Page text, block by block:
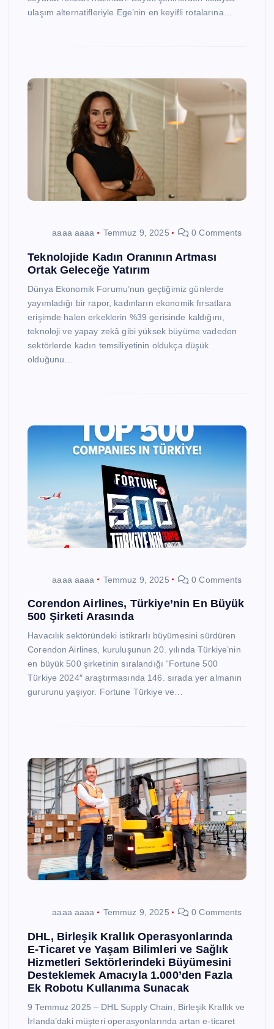
ulaşım alternatifleriyle Ege’nin en keyifli rotalarına…
aaaa aaaa Temmuz 9, 2025 0 Comments
Teknolojide Kadın Oranının Artması
Ortak Geleceğe Yatırım
Dünya Ekonomik Forumu’nun geçtiğimiz günlerde
yayımladığı bir rapor, kadınların ekonomik fırsatlara
erişimde halen erkeklerin %39 gerisinde kaldığını,
teknoloji ve yapay zekâ gibi yüksek büyüme vadeden
sektörlerde kadın temsiliyetinin oldukça düşük
olduğunu…
aaaa aaaa Temmuz 9, 2025 0 Comments
Corendon Airlines, Türkiye’nin En Büyük
500 Şirketi Arasında
Havacılık sektöründeki istikrarlı büyümesini sürdüren
Corendon Airlines, kuruluşunun 20. yılında Türkiye’nin
en büyük 500 şirketinin sıralandığı “Fortune 500
Türkiye 2024″ araştırmasında 146. sırada yer almanın
gururunu yaşıyor. Fortune Türkiye ve…
aaaa aaaa Temmuz 9, 2025 0 Comments
DHL, Birleşik Krallık Operasyonlarında
E-Ticaret ve Yaşam Bilimleri ve Sağlık
Hizmetleri Sektörlerindeki Büyümesini
Desteklemek Amacıyla 1.000’den Fazla
Ek Robotu Kullanıma Sunacak
9 Temmuz 2025 – DHL Supply Chain, Birleşik Krallık ve
İrlanda’daki müşteri operasyonlarında artan e-ticaret